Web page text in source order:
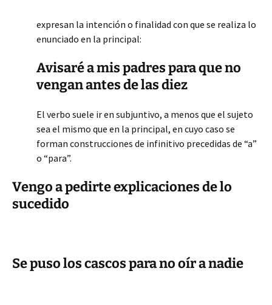
expresan la intención o finalidad con que se realiza lo
enunciado en la principal:
Avisaré a mis padres para que no
vengan antes de las diez
El verbo suele ir en subjuntivo, a menos que el sujeto
sea el mismo que en la principal, en cuyo caso se
forman construcciones de infinitivo precedidas de “a”
o “para”.
Vengo a pedirte explicaciones de lo
sucedido
Se puso los cascos para no oír a nadie